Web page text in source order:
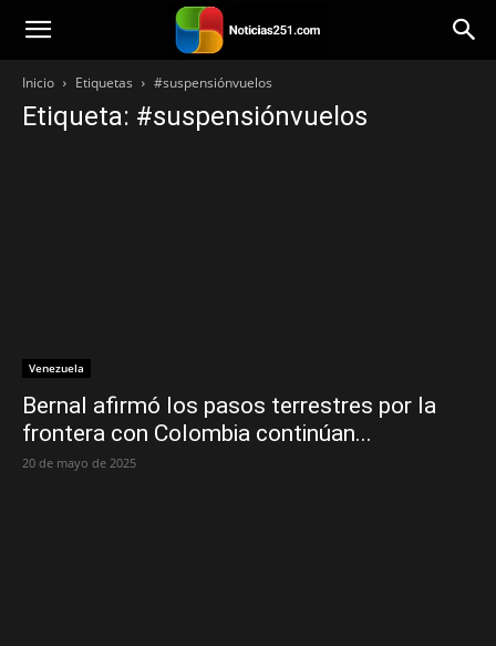
Noticias251
Inicio Etiquetas #suspensiónvuelos
Etiqueta: #suspensiónvuelos
Venezuela
Bernal afirmó los pasos terrestres por la
frontera con Colombia continúan...
20 de mayo de 2025